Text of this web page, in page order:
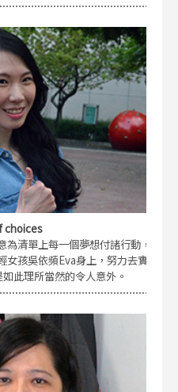
choices
清單上每一個夢想付諸行動，
女孩吳依頻Eva身上，努力去實
此理所當然的令人意外。